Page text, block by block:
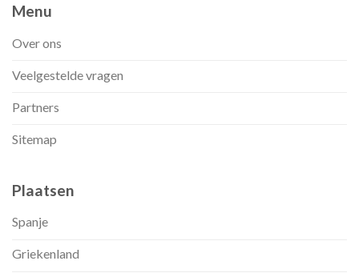
Menu
Over ons
Veelgestelde vragen
Partners
Sitemap
Plaatsen
Spanje
Griekenland